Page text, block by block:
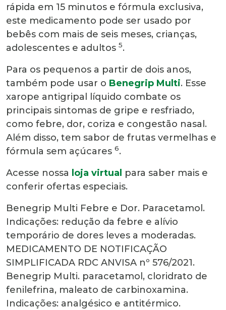
rápida em 15 minutos e fórmula exclusiva,
este medicamento pode ser usado por
bebês com mais de seis meses, crianças,
adolescentes e adultos 5.
Para os pequenos a partir de dois anos,
também pode usar o Benegrip Multi. Esse
xarope antigripal líquido combate os
principais sintomas de gripe e resfriado,
como febre, dor, coriza e congestão nasal.
Além disso, tem sabor de frutas vermelhas e
fórmula sem açúcares 6.
Acesse nossa loja virtual para saber mais e
conferir ofertas especiais.
Benegrip Multi Febre e Dor. Paracetamol.
Indicações: redução da febre e alívio
temporário de dores leves a moderadas.
MEDICAMENTO DE NOTIFICAÇÃO
SIMPLIFICADA RDC ANVISA nº 576/2021.
Benegrip Multi. paracetamol, cloridrato de
fenilefrina, maleato de carbinoxamina.
Indicações: analgésico e antitérmico.